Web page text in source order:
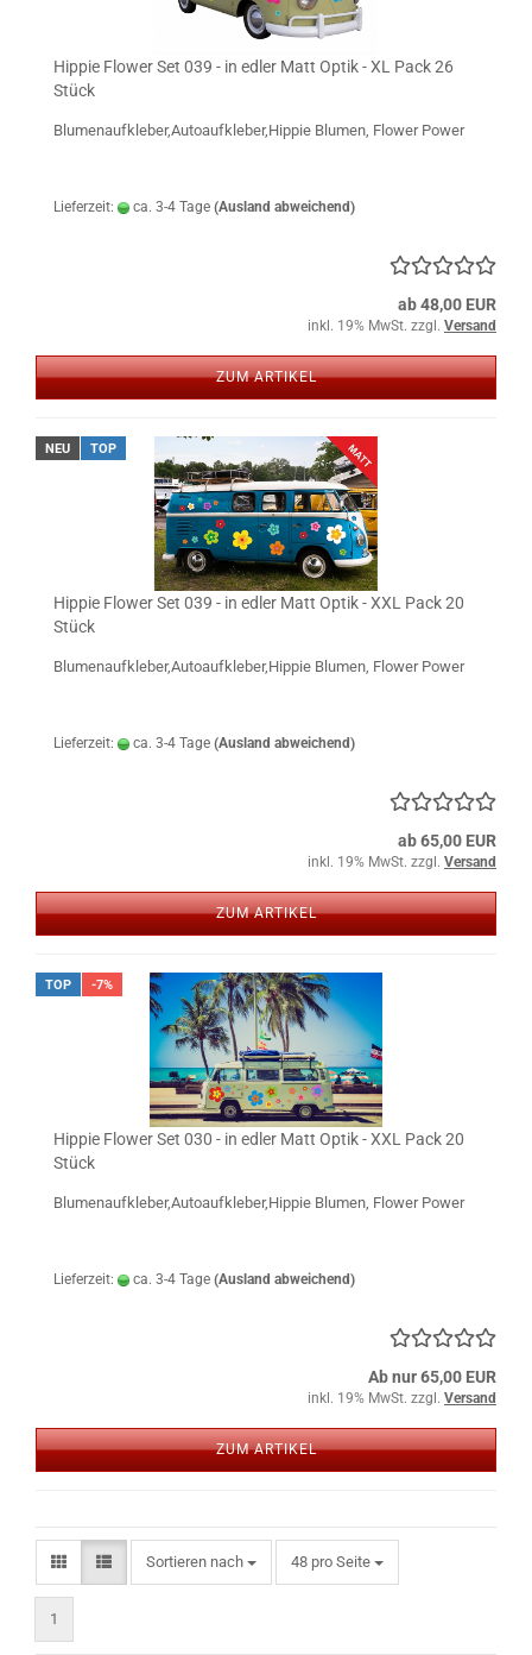
Hippie Flower Set 039 - in edler Matt Optik - XL Pack 26
Stück
Blumenaufkleber,Autoaufkleber,Hippie Blumen, Flower Power
Lieferzeit: ca. 3-4 Tage (Ausland abweichend)
ab 48,00 EUR
inkl. 19% MwSt. zzgl. Versand
ZUM ARTIKEL
NEU TOP
Hippie Flower Set 039 - in edler Matt Optik - XXL Pack 20
Stück
Blumenaufkleber,Autoaufkleber,Hippie Blumen, Flower Power
Lieferzeit: ca. 3-4 Tage (Ausland abweichend)
ab 65,00 EUR
inkl. 19% MwSt. zzgl. Versand
ZUM ARTIKEL
TOP -7%
Hippie Flower Set 030 - in edler Matt Optik - XXL Pack 20
Stück
Blumenaufkleber,Autoaufkleber,Hippie Blumen, Flower Power
Lieferzeit: ca. 3-4 Tage (Ausland abweichend)
Ab nur 65,00 EUR
inkl. 19% MwSt. zzgl. Versand
ZUM ARTIKEL
Sortieren nach
Sortieren nach 48 pro Seite
pro Seite
1